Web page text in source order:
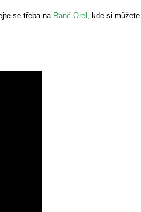
se třeba na Ranč Orel , kde si můžete